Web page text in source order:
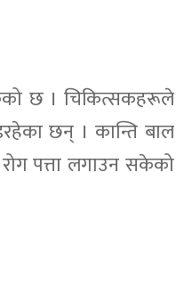
छ । चिकित्सकहरूले
छन् । कान्ति बाल
पत्ता लगाउन सकेको